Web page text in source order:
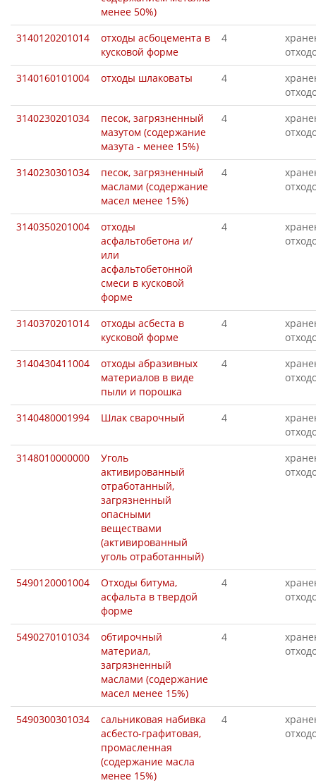
менее 50%)
3140120201014
отходы асбоцемента в
кусковой форме
4
3140160101004
отходы шлаковаты 4
3140230201034
песок, загрязненный
мазутом (содержание
мазута - менее 15%)
4
3140230301034
песок, загрязненный
маслами (содержание
масел менее 15%)
4
3140350201004
отходы
асфальтобетона и/
или
асфальтобетонной
смеси в кусковой
форме
4
3140370201014
отходы асбеста в
кусковой форме
4
3140430411004
отходы абразивных
материалов в виде
пыли и порошка
4
3140480001994 Шлак сварочный 4
3148010000000
Уголь
активированный
отработанный,
загрязненный
опасными
веществами
(активированный
уголь отработанный)
5490120001004
Отходы битума,
асфальта в твердой
форме
4
5490270101034
обтирочный
материал,
загрязненный
маслами (содержание
масел менее 15%)
4
5490300301034
сальниковая набивка
асбесто-графитовая,
промасленная
(содержание масла
менее 15%)
4